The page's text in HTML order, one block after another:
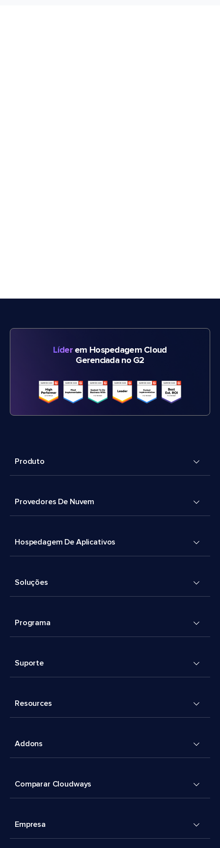
Líderem Hospedagem Cloud
Gerenciada no G2
Produto
Provedores De Nuvem
Hospedagem De Aplicativos
Soluções
Programa
Suporte
Resources
Addons
Comparar Cloudways
Empresa